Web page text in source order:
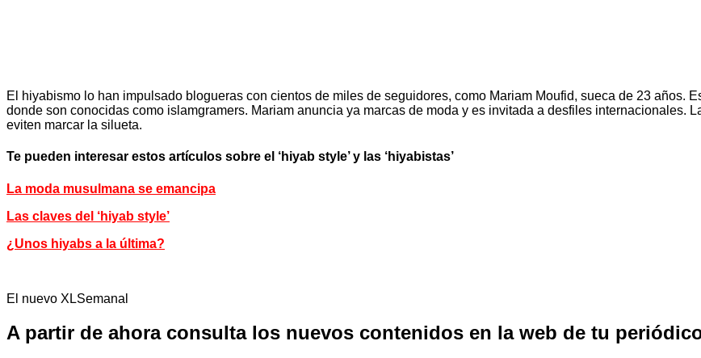
El hiyabismo lo han impulsado blogueras con cientos de miles de seguidores, como Mariam Moufid, sueca de 23 años.
donde son conocidas como islamgramers. Mariam anuncia ya marcas de moda y es invitada a desfiles internacionales.
eviten marcar la silueta.
Te pueden interesar estos artículos sobre el ‘hiyab style’ y las ‘hiyabistas’
La moda musulmana se emancipa
Las claves del ‘hiyab style’
¿Unos hiyabs a la última?
El nuevo XLSemanal
A partir de ahora consulta los nuevos contenidos en la web de tu